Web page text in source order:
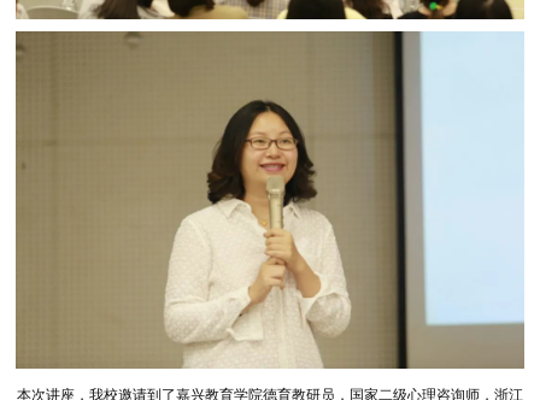
本次讲座，我校邀请到了嘉兴教育学院德育教研员，国家二级心理咨询师，浙江